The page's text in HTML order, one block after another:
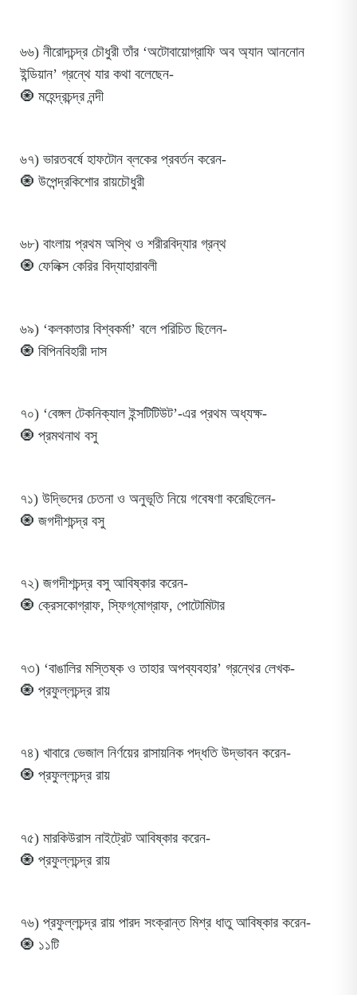
৬৬) নীরোদচন্দ্র চৌধুরী তাঁর ‘অটোবায়োগ্রাফি অব অ্যান আননোন
ইন্ডিয়ান’ গ্রন্থে যার কথা বলেছেন-
🧿 মহেন্দ্রচন্দ্র নন্দী
৬৭) ভারতবর্ষে হাফটোন ব্লকের প্রবর্তন করেন-
🧿 উপেন্দ্রকিশোর রায়চৌধুরী
৬৮) বাংলায় প্রথম অস্থি ও শরীরবিদ্যার গ্রন্থ
🧿 ফেলিক্স কেরির বিদ্যাহারাবলী
৬৯) ‘কলকাতার বিশ্বকর্মা’ বলে পরিচিত ছিলেন-
🧿 বিপিনবিহারী দাস
৭০) ‘বেঙ্গল টেকনিক্যাল ইন্সটিটিউট’-এর প্রথম অধ্যক্ষ-
🧿 প্রমথনাথ বসু
৭১) উদ্ভিদের চেতনা ও অনুভূতি নিয়ে গবেষণা করেছিলেন-
🧿 জগদীশচন্দ্র বসু
৭২) জগদীশচন্দ্র বসু আবিষ্কার করেন-
🧿 ক্রেসকোগ্রাফ, স্ফিগ্‌মোগ্রাফ, পোটোমিটার
৭৩) ‘বাঙালির মস্তিষ্ক ও তাহার অপব্যবহার’ গ্রন্থের লেখক-
🧿 প্রফুল্লচন্দ্র রায়
৭৪) খাবারে ভেজাল নির্ণয়ের রাসায়নিক পদ্ধতি উদ্ভাবন করেন-
🧿 প্রফুল্লচন্দ্র রায়
৭৫) মারকিউরাস নাইট্রেট আবিষ্কার করেন-
🧿 প্রফুল্লচন্দ্র রায়
৭৬) প্রফুল্লচন্দ্র রায় পারদ সংক্রান্ত মিশ্র ধাতু আবিষ্কার করেন-
🧿 ১১টি